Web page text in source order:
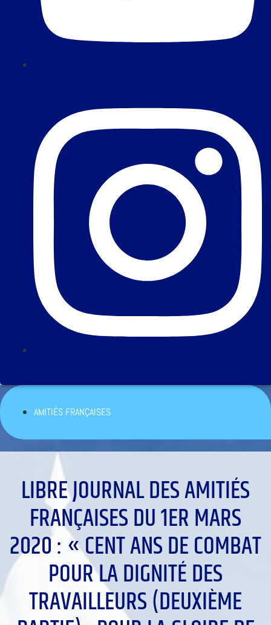
AMITIÉS FRANÇAISES
LIBRE JOURNAL DES AMITIÉS
FRANÇAISES DU 1ER MARS
2020 : « CENT ANS DE COMBAT
POUR LA DIGNITÉ DES
TRAVAILLEURS (DEUXIÈME